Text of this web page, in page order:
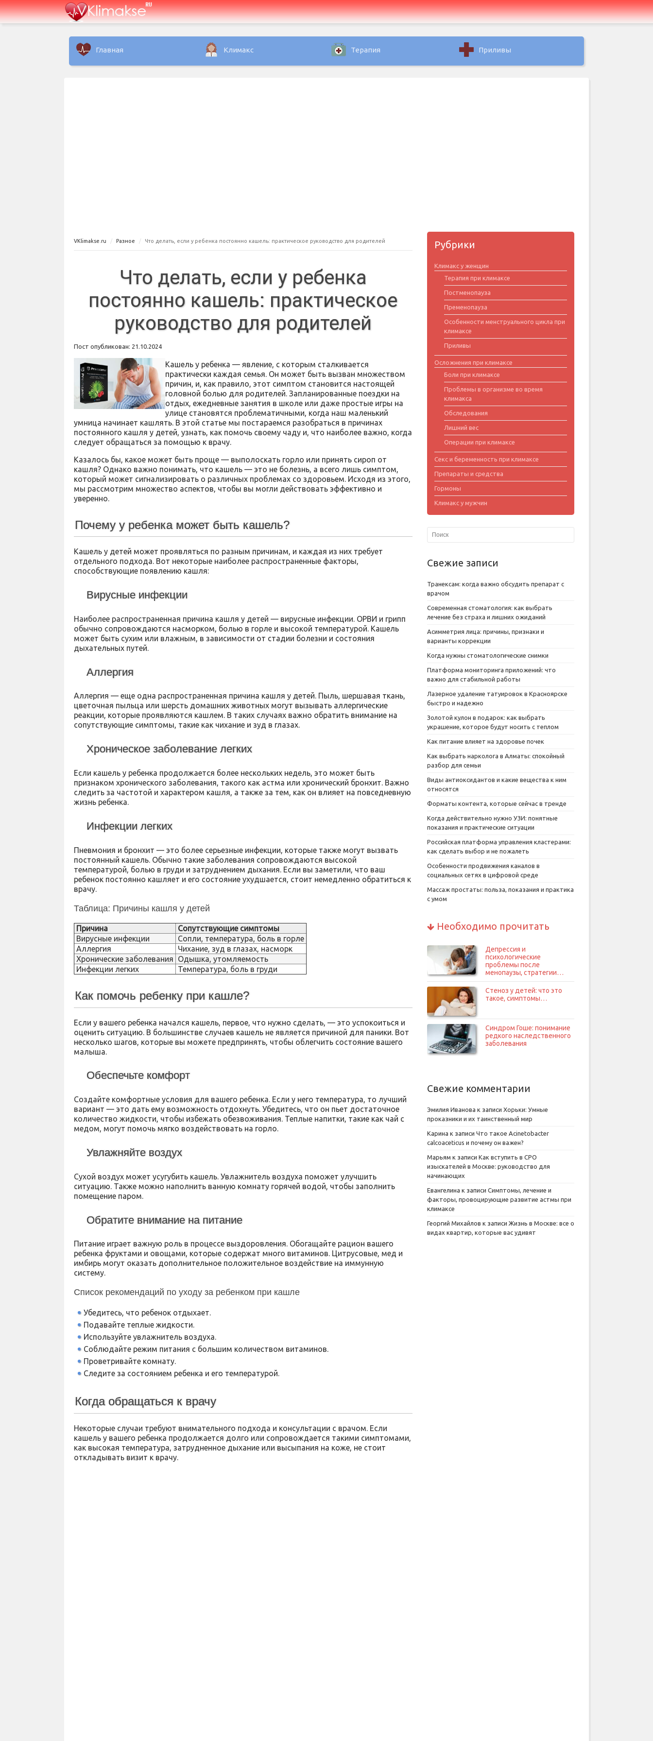
Главная Климакс Терапия Приливы
VKlimakse.ru Разное Что делать, если у ребенка постоянно кашель: практическое руководство для родителей
Что делать, если у ребенка
постоянно кашель: практическое
руководство для родителей
Пост опубликован: 21.10.2024
Кашель у ребенка — явление, с которым сталкивается
практически каждая семья. Он может быть вызван множеством
причин, и, как правило, этот симптом становится настоящей
головной болью для родителей. Запланированные поездки на
отдых, ежедневные занятия в школе или даже простые игры на
улице становятся проблематичными, когда наш маленький
умница начинает кашлять. В этой статье мы постараемся разобраться в причинах
постоянного кашля у детей, узнать, как помочь своему чаду и, что наиболее важно, когда
следует обращаться за помощью к врачу.
Казалось бы, какое может быть проще — выполоскать горло или принять сироп от
кашля? Однако важно понимать, что кашель — это не болезнь, а всего лишь симптом,
который может сигнализировать о различных проблемах со здоровьем. Исходя из этого,
мы рассмотрим множество аспектов, чтобы вы могли действовать эффективно и
уверенно.
Почему у ребенка может быть кашель?
Кашель у детей может проявляться по разным причинам, и каждая из них требует
отдельного подхода. Вот некоторые наиболее распространенные факторы,
способствующие появлению кашля:
Вирусные инфекции
Наиболее распространенная причина кашля у детей — вирусные инфекции. ОРВИ и грипп
обычно сопровождаются насморком, болью в горле и высокой температурой. Кашель
может быть сухим или влажным, в зависимости от стадии болезни и состояния
дыхательных путей.
Аллергия
Аллергия — еще одна распространенная причина кашля у детей. Пыль, шершавая ткань,
цветочная пыльца или шерсть домашних животных могут вызывать аллергические
реакции, которые проявляются кашлем. В таких случаях важно обратить внимание на
сопутствующие симптомы, такие как чихание и зуд в глазах.
Хроническое заболевание легких
Если кашель у ребенка продолжается более нескольких недель, это может быть
признаком хронического заболевания, такого как астма или хронический бронхит. Важно
следить за частотой и характером кашля, а также за тем, как он влияет на повседневную
жизнь ребенка.
Инфекции легких
Пневмония и бронхит — это более серьезные инфекции, которые также могут вызвать
постоянный кашель. Обычно такие заболевания сопровождаются высокой
температурой, болью в груди и затруднением дыхания. Если вы заметили, что ваш
ребенок постоянно кашляет и его состояние ухудшается, стоит немедленно обратиться к
врачу.
Таблица: Причины кашля у детей
Причина
Сопутствующие симптомы
Вирусные инфекции
Сопли, температура, боль в горле
Аллергия
Чихание, зуд в глазах, насморк
Хронические заболевания
Одышка, утомляемость
Инфекции легких
Температура, боль в груди
Как помочь ребенку при кашле?
Если у вашего ребенка начался кашель, первое, что нужно сделать, — это успокоиться и
оценить ситуацию. В большинстве случаев кашель не является причиной для паники. Вот
несколько шагов, которые вы можете предпринять, чтобы облегчить состояние вашего
малыша.
Обеспечьте комфорт
Создайте комфортные условия для вашего ребенка. Если у него температура, то лучший
вариант — это дать ему возможность отдохнуть. Убедитесь, что он пьет достаточное
количество жидкости, чтобы избежать обезвоживания. Теплые напитки, такие как чай с
медом, могут помочь мягко воздействовать на горло.
Увлажняйте воздух
Сухой воздух может усугубить кашель. Увлажнитель воздуха поможет улучшить
ситуацию. Также можно наполнить ванную комнату горячей водой, чтобы заполнить
помещение паром.
Обратите внимание на питание
Питание играет важную роль в процессе выздоровления. Обогащайте рацион вашего
ребенка фруктами и овощами, которые содержат много витаминов. Цитрусовые, мед и
имбирь могут оказать дополнительное положительное воздействие на иммунную
систему.
Список рекомендаций по уходу за ребенком при кашле
Убедитесь, что ребенок отдыхает.
Подавайте теплые жидкости.
Используйте увлажнитель воздуха.
Соблюдайте режим питания с большим количеством витаминов.
Проветривайте комнату.
Следите за состоянием ребенка и его температурой.
Когда обращаться к врачу
Некоторые случаи требуют внимательного подхода и консультации с врачом. Если
кашель у вашего ребенка продолжается долго или сопровождается такими симптомами,
как высокая температура, затрудненное дыхание или высыпания на коже, не стоит
откладывать визит к врачу.
Рубрики
Климакс у женщин
Терапия при климаксе
Постменопауза
Пременопауза
Особенности менструального цикла при
климаксе
Приливы
Осложнения при климаксе
Боли при климаксе
Проблемы в организме во время
климакса
Обследования
Лишний вес
Операции при климаксе
Секс и беременность при климаксе
Препараты и средства
Гормоны
Климакс у мужчин
Свежие записи
Транексам: когда важно обсудить препарат с
врачом
Современная стоматология: как выбрать
лечение без страха и лишних ожиданий
Асимметрия лица: причины, признаки и
варианты коррекции
Когда нужны стоматологические снимки
Платформа мониторинга приложений: что
важно для стабильной работы
Лазерное удаление татуировок в Красноярске
быстро и надежно
Золотой кулон в подарок: как выбрать
украшение, которое будут носить с теплом
Как питание влияет на здоровье почек
Как выбрать нарколога в Алматы: спокойный
разбор для семьи
Виды антиоксидантов и какие вещества к ним
относятся
Форматы контента, которые сейчас в тренде
Когда действительно нужно УЗИ: понятные
показания и практические ситуации
Российская платформа управления кластерами:
как сделать выбор и не пожалеть
Особенности продвижения каналов в
социальных сетях в цифровой среде
Массаж простаты: польза, показания и практика
с умом
Необходимо прочитать
Депрессия и
психологические
проблемы после
менопаузы, стратегии…
Стеноз у детей: что это
такое, симптомы…
Синдром Гоше: понимание
редкого наследственного
заболевания
Свежие комментарии
Эмилия Иванова к записи Хорьки: Умные
проказники и их таинственный мир
Карина к записи Что такое Acinetobacter
calcoaceticus и почему он важен?
Марьям к записи Как вступить в СРО
изыскателей в Москве: руководство для
начинающих
Евангелина к записи Симптомы, лечение и
факторы, провоцирующие развитие астмы при
климаксе
Георгий Михайлов к записи Жизнь в Москве: все о
видах квартир, которые вас удивят